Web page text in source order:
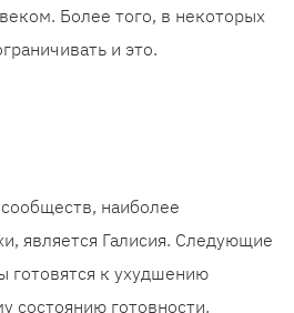
Более того, в некоторых
и это.
наиболее
является Галисия. Следующие
готовятся к ухудшению
состоянию готовности.